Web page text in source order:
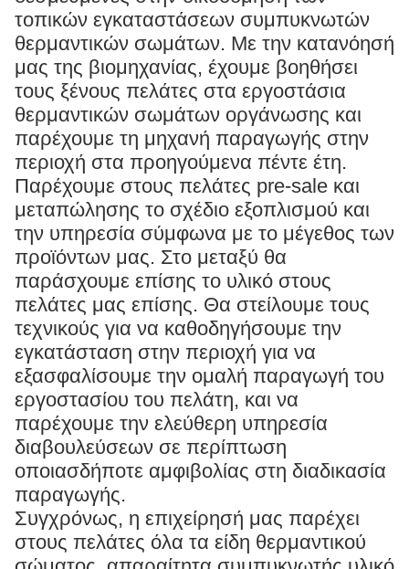
τοπικών εγκαταστάσεων συμπυκνωτών
θερμαντικών σωμάτων. Με την κατανόησή
μας της βιομηχανίας, έχουμε βοηθήσει
τους ξένους πελάτες στα εργοστάσια
θερμαντικών σωμάτων οργάνωσης και
παρέχουμε τη μηχανή παραγωγής στην
περιοχή στα προηγούμενα πέντε έτη.
Παρέχουμε στους πελάτες pre-sale και
μεταπώλησης το σχέδιο εξοπλισμού και
την υπηρεσία σύμφωνα με το μέγεθος των
προϊόντων μας. Στο μεταξύ θα
παράσχουμε επίσης το υλικό στους
πελάτες μας επίσης. Θα στείλουμε τους
τεχνικούς για να καθοδηγήσουμε την
εγκατάσταση στην περιοχή για να
εξασφαλίσουμε την ομαλή παραγωγή του
εργοστασίου του πελάτη, και να
παρέχουμε την ελεύθερη υπηρεσία
διαβουλεύσεων σε περίπτωση
οποιασδήποτε αμφιβολίας στη διαδικασία
παραγωγής.
Συγχρόνως, η επιχείρησή μας παρέχει
στους πελάτες όλα τα είδη θερμαντικού